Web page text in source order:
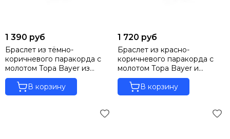
1 390 руб
Браслет из тёмно-
коричневого паракорда с
молотом Тора Bayer из
бронзы
В корзину
1 720 руб
Браслет из красно-
коричневого паракорда с
молотом Тора Bayer и
медведем из бронзы
В корзину